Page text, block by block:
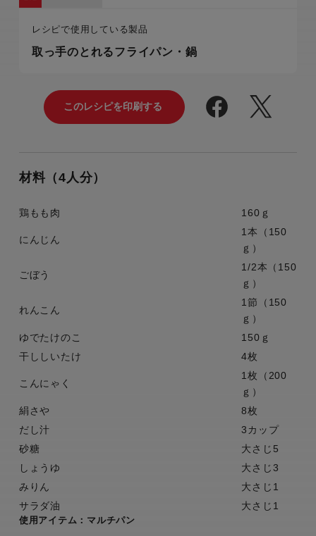
レシピで使用している製品
取っ手のとれるフライパン・鍋
材料（4人分）
鶏もも肉 160ｇ
にんじん
1本（150
ｇ）
ごぼう
1/2本（150
ｇ）
れんこん
1節（150
ｇ）
ゆでたけのこ
150ｇ
干ししいたけ
4枚
こんにゃく
1枚（200
ｇ）
絹さや
8枚
だし汁
3カップ
砂糖
大さじ5
しょうゆ
大さじ3
みりん
大さじ1
サラダ油
大さじ1
使用アイテム：マルチパン